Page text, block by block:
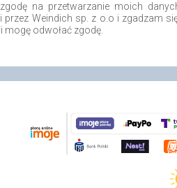
na przetwarzanie moich
przez Weindich sp. z o.o i zgadzam
mogę odwołać zgodę.